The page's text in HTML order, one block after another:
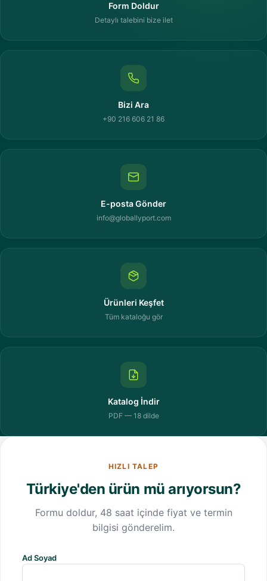
Form Doldur
Detaylı talebini bize ilet
Bizi Ara
+90 216 606 21 86
E-posta Gönder
info@globallyport.com
Ürünleri Keşfet
Tüm kataloğu gör
Katalog İndir
PDF — 18 dilde
HIZLI TALEP
Türkiye'den ürün mü arıyorsun?
Formu doldur, 48 saat içinde fiyat ve termin
bilgisi gönderelim.
Ad Soyad